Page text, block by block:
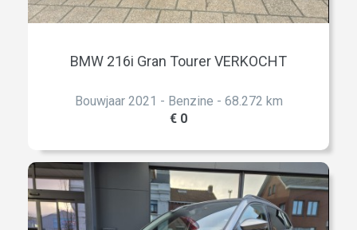
BMW 216i Gran Tourer VERKOCHT
Bouwjaar 2021 - Benzine - 68.272 km
€ 0